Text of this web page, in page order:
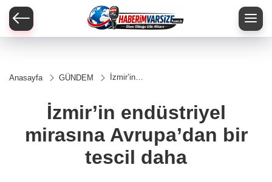
Anasayfa GÜNDEM
İzmir’in
bir tescil
İzmir’in endüstriyel
mirasına Avrupa’dan bir
tescil daha